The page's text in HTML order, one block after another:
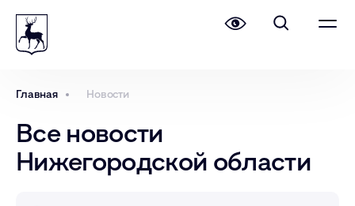
Главная Новости
Все новости
Нижегородской области